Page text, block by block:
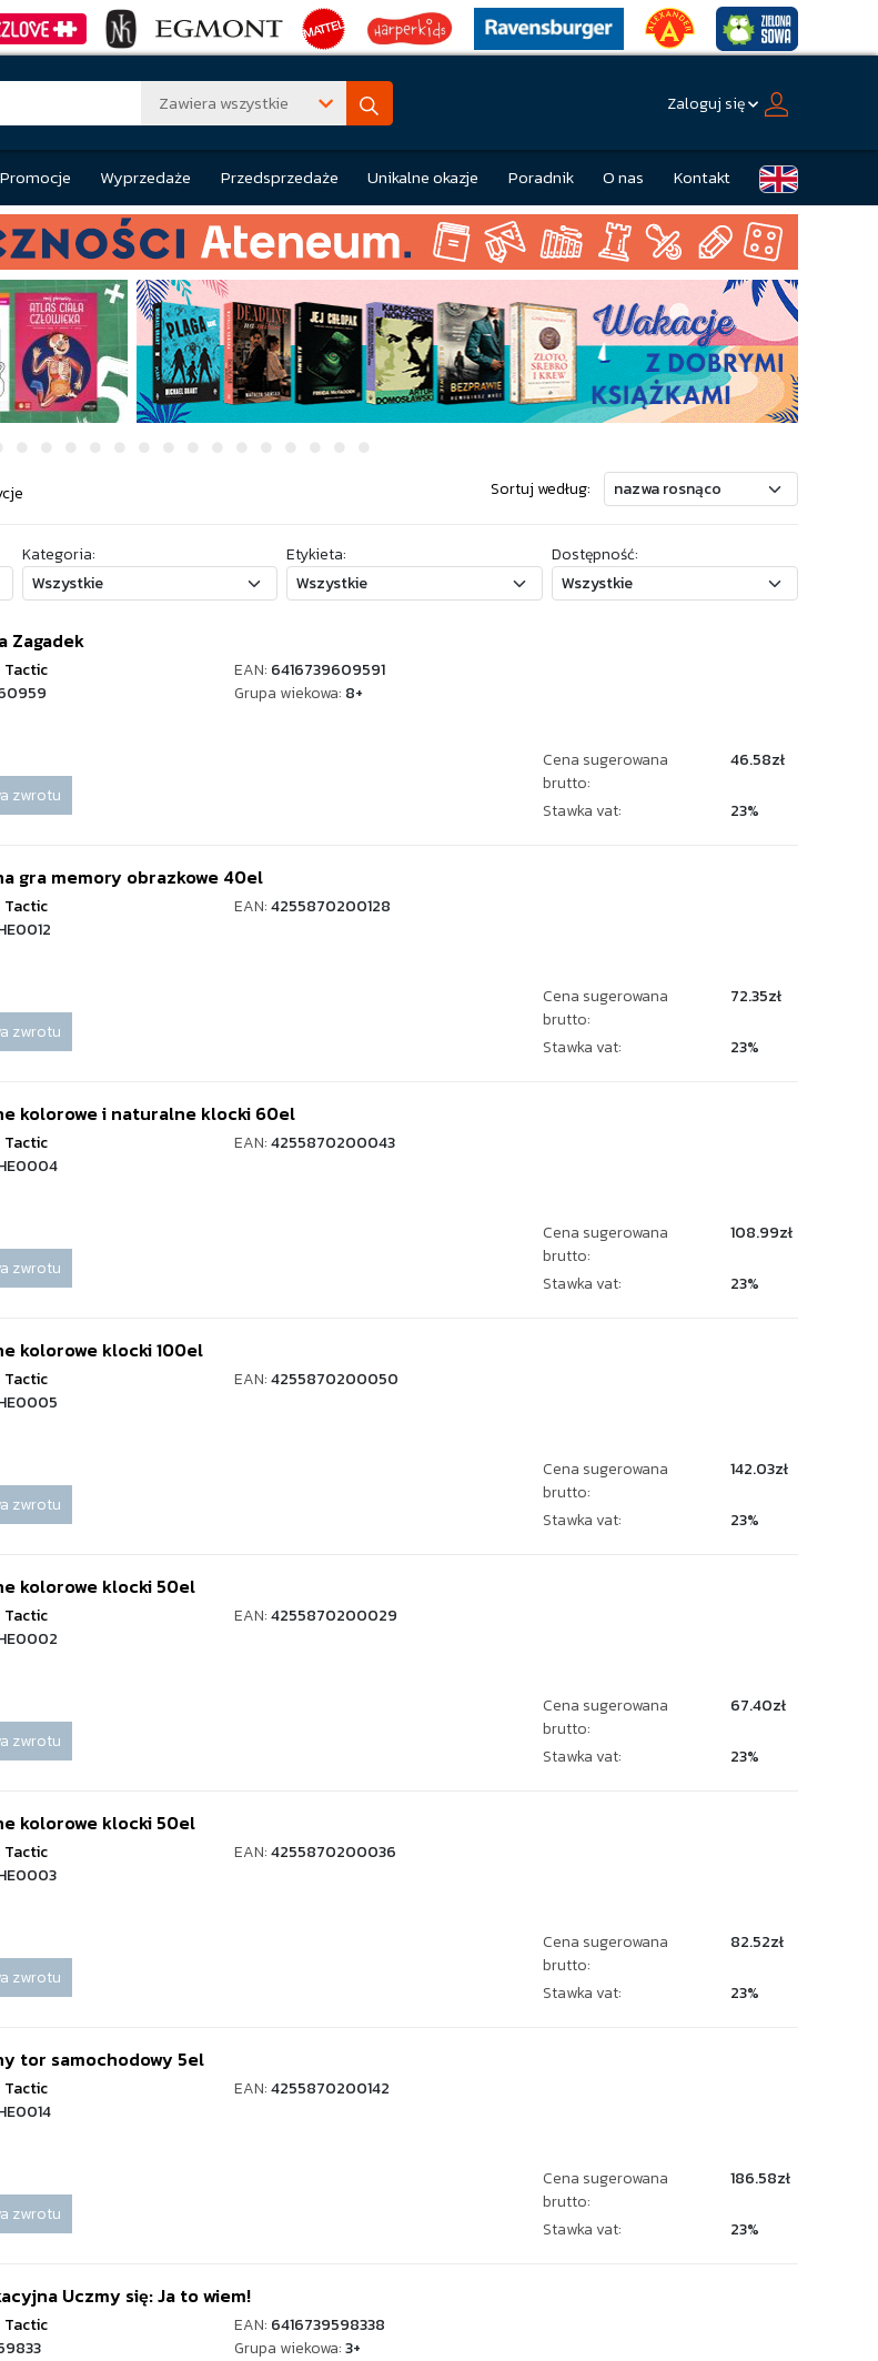
Zawiera wszystkie Zaloguj się
Promocje Wyprzedaże Przedsprzedaże Unikalne okazje Poradnik O nas Kontakt
Sortuj według:
Kategoria: Etykieta: Dostępność:
Zagadek
Tactic EAN: 6416739609591
Grupa wiekowa: 8+
zwrotu
Cena sugerowana
brutto:
46.58zł
Stawka vat: 23%
gra memory obrazkowe 40el
Tactic EAN:4255870200128
zwrotu
Cena sugerowana
brutto:
72.35zł
Stawka vat: 23%
kolorowe i naturalne klocki 60el
Tactic EAN:4255870200043
zwrotu
Cena sugerowana
brutto:
108.99zł
Stawka vat: 23%
kolorowe klocki 100el
Tactic EAN:4255870200050
zwrotu
Cena sugerowana
brutto:
142.03zł
Stawka vat: 23%
kolorowe klocki 50el
Tactic EAN:4255870200029
zwrotu
Cena sugerowana
brutto:
67.40zł
Stawka vat: 23%
kolorowe klocki 50el
Tactic EAN:4255870200036
zwrotu
Cena sugerowana
brutto:
82.52zł
Stawka vat: 23%
tor samochodowy 5el
Tactic EAN:4255870200142
zwrotu
Cena sugerowana
brutto:
186.58zł
Stawka vat: 23%
Uczmy się: Ja to wiem!
Tactic EAN: 6416739598338
Grupa wiekowa:3+